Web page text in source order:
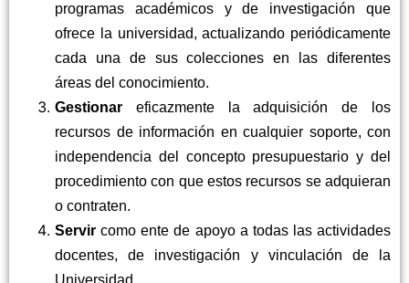
programas académicos y de investigación que
ofrece la universidad, actualizando periódicamente
cada una de sus colecciones en las diferentes
áreas del conocimiento.
Gestionar eficazmente la adquisición de los
recursos de información en cualquier soporte, con
independencia del concepto presupuestario y del
procedimiento con que estos recursos se adquieran
o contraten.
Servir como ente de apoyo a todas las actividades
docentes, de investigación y vinculación de la